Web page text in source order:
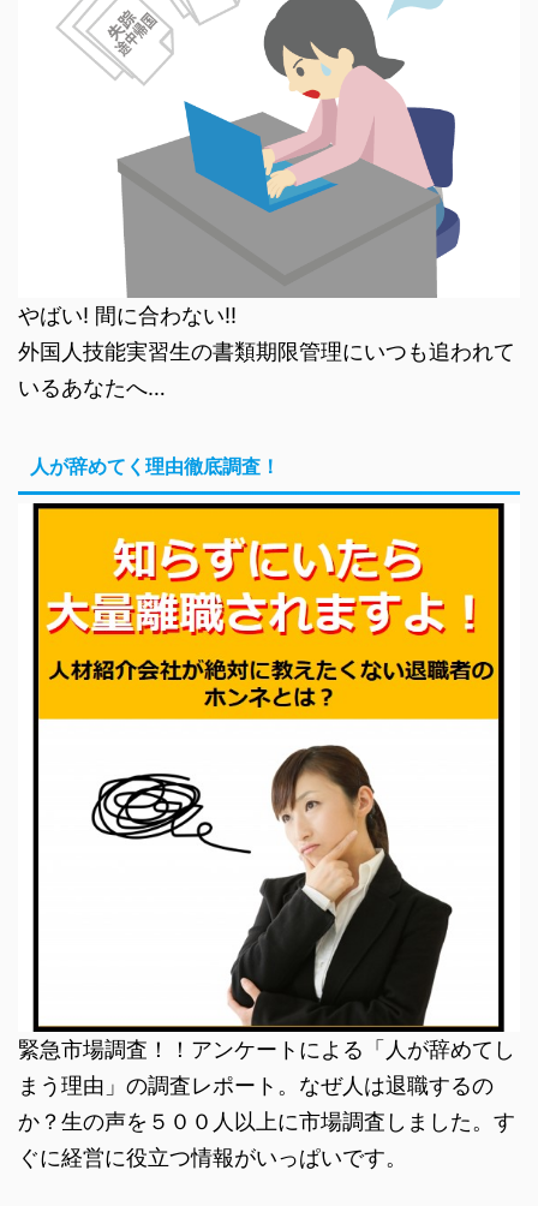
やばい! 間に合わない!!
外国人技能実習生の書類期限管理にいつも追われて
いるあなたへ…
人が辞めてく理由徹底調査！
緊急市場調査！！アンケートによる「人が辞めてし
まう理由」の調査レポート。なぜ人は退職するの
か？生の声を５００人以上に市場調査しました。す
ぐに経営に役立つ情報がいっぱいです。